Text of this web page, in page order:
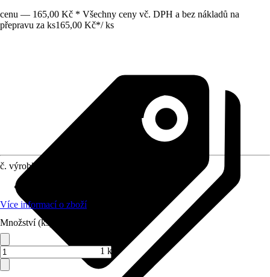
cenu — 165,00 Kč * Všechny ceny vč. DPH a bez nákladů na
přepravu za ks165,00 Kč*/ ks
č. výrobku
Více informací o zboží
Množství (ks)
1 ks